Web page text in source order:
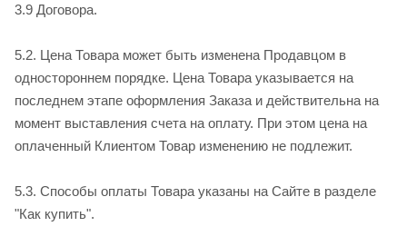
3.9 Договора.
5.2. Цена Товара может быть изменена Продавцом в
одностороннем порядке. Цена Товара указывается на
последнем этапе оформления Заказа и действительна на
момент выставления счета на оплату. При этом цена на
оплаченный Клиентом Товар изменению не подлежит.
5.3. Способы оплаты Товара указаны на Сайте в разделе
"Как купить".